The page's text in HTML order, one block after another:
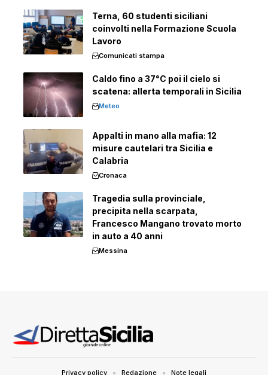
Terna, 60 studenti siciliani
coinvolti nella Formazione Scuola
Lavoro
Comunicati stampa
Caldo fino a 37°C poi il cielo si
scatena: allerta temporali in Sicilia
Meteo
Appalti in mano alla mafia: 12
misure cautelari tra Sicilia e
Calabria
Cronaca
Tragedia sulla provinciale,
precipita nella scarpata,
Francesco Mangano trovato morto
in auto a 40 anni
Messina
Privacy policy Redazione Note legali